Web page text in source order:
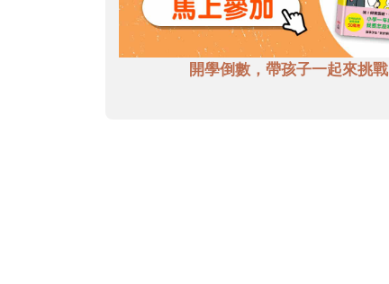
開學倒數，帶孩子一起來挑戰